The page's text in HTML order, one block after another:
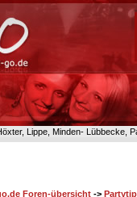
Lippe, Minden- Lübbecke,
Foren-übersicht ->